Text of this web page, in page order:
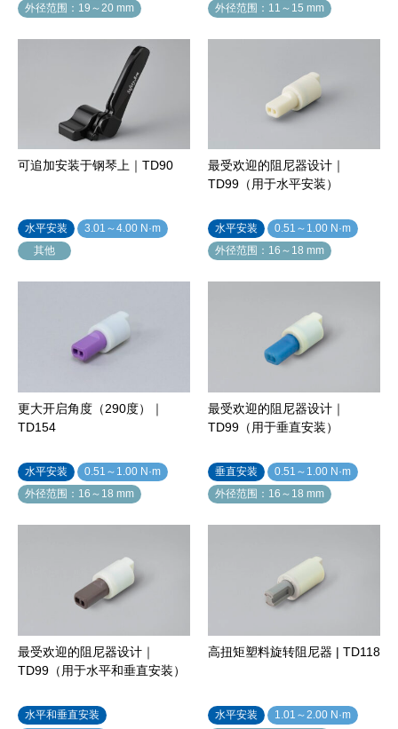
外径范围：19～20 mm
外径范围：11～15 mm
可追加安装于钢琴上｜TD90
水平安装
3.01～4.00 N·m
其他
最受欢迎的阻尼器设计｜
TD99（用于水平安装）
水平安装
0.51～1.00 N·m
外径范围：16～18 mm
更大开启角度（290度）｜
TD154
水平安装
0.51～1.00 N·m
外径范围：16～18 mm
最受欢迎的阻尼器设计｜
TD99（用于垂直安装）
垂直安装
0.51～1.00 N·m
外径范围：16～18 mm
最受欢迎的阻尼器设计｜
TD99（用于水平和垂直安装）
水平和垂直安装
高扭矩塑料旋转阻尼器 | TD118
水平安装
1.01～2.00 N·m